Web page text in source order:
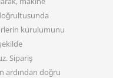
kurulumunu
Sipariş
ardından doğru